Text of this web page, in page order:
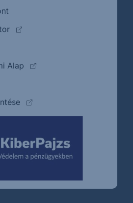
(külső oldalra ugrik)
oldalra ugrik)
Alap
(külső oldalra ugrik)
(külső oldalra ugrik)